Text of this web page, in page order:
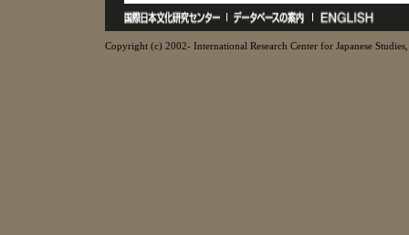
Copyright (c) 2002- International Research Center for Japanese